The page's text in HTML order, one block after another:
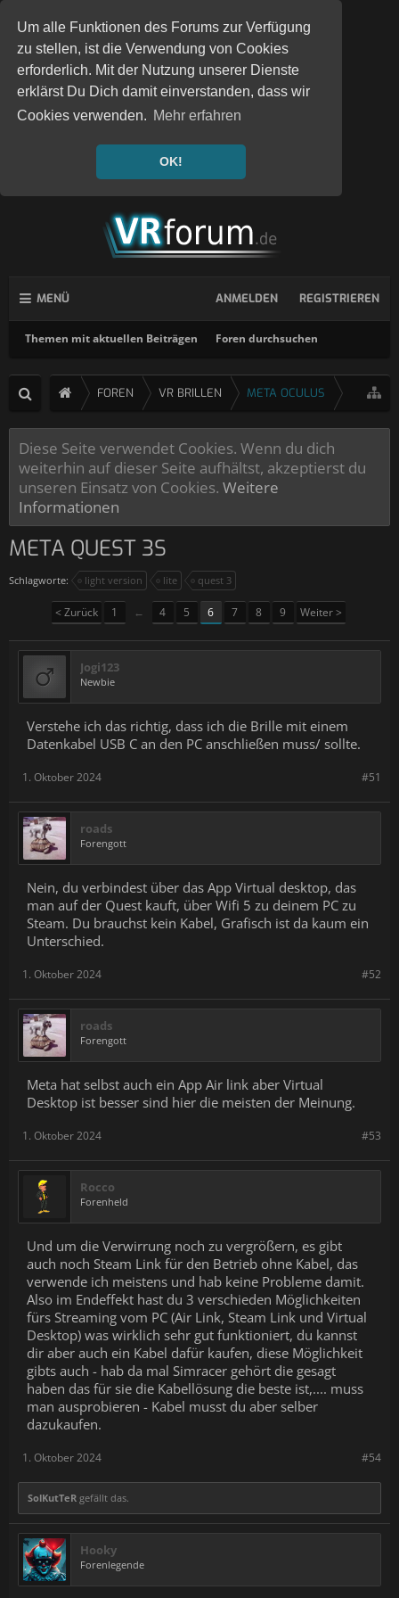
Um alle Funktionen des Forums zur Verfügung
zu stellen, ist die Verwendung von Cookies
erforderlich. Mit der Nutzung unserer Dienste
erklärst Du Dich damit einverstanden, dass wir
Cookies verwenden. Mehr erfahren
OK!
MENÜ
Themen mit aktuellen Beiträgen Foren durchsuchen
ANMELDEN REGISTRIEREN
FOREN VR BRILLEN META OCULUS
Diese Seite verwendet Cookies. Wenn du dich
weiterhin auf dieser Seite aufhältst, akzeptierst du
unseren Einsatz von Cookies. Weitere
Informationen
META QUEST 3S
Schlagworte: light version lite quest 3
< Zurück 1 ← 4 5 6 7 8 9 Weiter >
Jogi123
Newbie
Verstehe ich das richtig, dass ich die Brille mit einem
Datenkabel USB C an den PC anschließen muss/ sollte.
#51
1. Oktober 2024
roads
Forengott
Nein, du verbindest über das App Virtual desktop, das
man auf der Quest kauft, über Wifi 5 zu deinem PC zu
Steam. Du brauchst kein Kabel, Grafisch ist da kaum ein
Unterschied.
#52
1. Oktober 2024
roads
Forengott
Meta hat selbst auch ein App Air link aber Virtual
Desktop ist besser sind hier die meisten der Meinung.
#53
1. Oktober 2024
Rocco
Forenheld
Und um die Verwirrung noch zu vergrößern, es gibt
auch noch Steam Link für den Betrieb ohne Kabel, das
verwende ich meistens und hab keine Probleme damit.
Also im Endeffekt hast du 3 verschieden Möglichkeiten
fürs Streaming vom PC (Air Link, Steam Link und Virtual
Desktop) was wirklich sehr gut funktioniert, du kannst
dir aber auch ein Kabel dafür kaufen, diese Möglichkeit
gibts auch - hab da mal Simracer gehört die gesagt
haben das für sie die Kabellösung die beste ist,.... muss
man ausprobieren - Kabel musst du aber selber
dazukaufen.
#54
1. Oktober 2024
SolKutTeR gefällt das.
Hooky
Forenlegende